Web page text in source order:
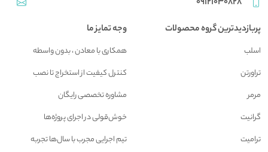
پربازدیدترین گروه محصولات
اسلب
تراورتن
مرمر
گرانیت
ترامیت
وجه تمایز ما
همکاری با معادن ، بدون واسطه
کنترل کیفیت از استخراج تا نصب
مشاوره تخصصی رایگان
خوش‌قولی در اجرای پروژه‌ها
تیم اجرایی مجرب با سال‌ها تجربه